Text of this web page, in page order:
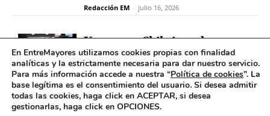
Redacción EM - julio 16, 2026
Uruguay y Chile impulsan un
proyecto conjunto para
reducir la brecha digital de
las personas mayores
INCLUSIÓN DIGITAL Redacción EM
julio 14, 2026
En EntreMayores utilizamos cookies propias con finalidad
analíticas y la estrictamente necesaria para dar nuestro servicio.
Para más información accede a nuestra “Política de cookies”. La
base legítima es el consentimiento del usuario. Si desea admitir
todas las cookies, haga click en ACEPTAR, si desea
gestionarlas, haga click en OPCIONES.